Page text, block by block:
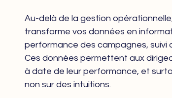
Au-delà de la gestion
transforme vos données en
performance des campagnes, suivi
Ces données permettent aux
à date de leur performance, et
non sur des intuitions.